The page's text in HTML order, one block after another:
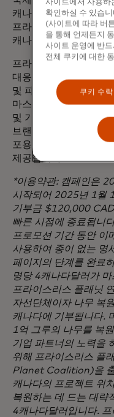
캐나다의 나무 심기 파
프라이스리플래닛연
캐나다와 협력할 예정
프라이스리스 플래닛
대응하기 위해 마스터
및 파트너십의 규모와
마스터카드의 노력의
및 기업 파트너의 노력
브랜드 모두에게 장기
포용적인 동반 성장을
제공합니다.
*이용약관: 캠페인은
시작되어 2025년 1월
기부금 $120,000
빠른 시점에 종료됩니
프로모션 기간 동안 이
사용하여 종이 없는 명
페이지의 단계를 완료
명당 4캐나다달러가
프라이스리스 플래닛
자선단체이자 나무 복
캐나다에 기부됩니다.
1억 그루의 나무를 복
기업 파트너의 노력을
위해 프라이스리스 플
Planet Coalition)을
캐나다의 프로젝트 위
복원하는 데 드는 대략
4캐나다달러입니다.
사이트에서 사용하
확인하실 수 있습
(사이트에 따라 버
을 통해 언제든지
사이트 운영에 반
전체 쿠키에 대한
쿠키 수락